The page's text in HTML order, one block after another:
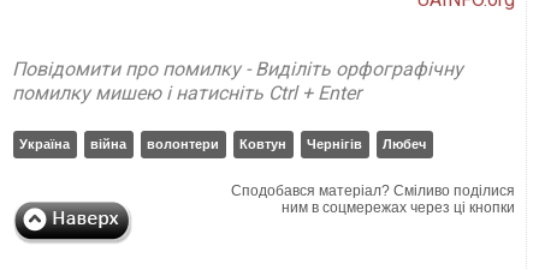
Повідомити про помилку - Виділіть орфографічну
помилку мишею і натисніть Ctrl + Enter
Україна війна волонтери Ковтун Чернігів Любеч
Сподобався матеріал? Сміливо поділися
ним в соцмережах через ці кнопки